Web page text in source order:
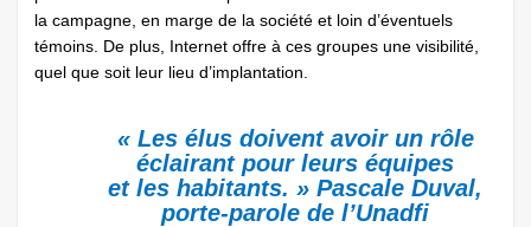
la campagne, en marge de la société et loin d’éventuels
témoins. De plus, Internet offre à ces groupes une visibilité,
quel que soit leur lieu d’implantation.
« Les élus doivent avoir un rôle
éclairant pour leurs équipes
et les habitants. » Pascale Duval,
porte-parole de l’Unadfi